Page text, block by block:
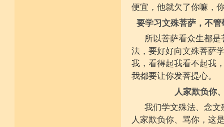
便宜，他就欠了你嘛，
要学习文殊菩萨，不
所以菩萨看众生都
法，要好好向文殊菩萨
我，看得起我看不起我
我都要让你发菩提心。
人家欺负你
我们学文殊法、念
人家欺负你、骂你，这